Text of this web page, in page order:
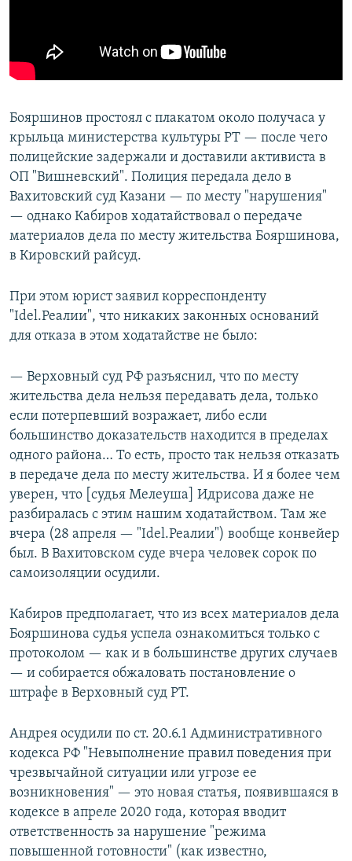
Бояршинов простоял с плакатом около получаса у
крыльца министерства культуры РТ — после чего
полицейские задержали и доставили активиста в
ОП "Вишневский". Полиция передала дело в
Вахитовский суд Казани — по месту "нарушения"
— однако Кабиров ходатайствовал о передаче
материалов дела по месту жительства Бояршинова,
в Кировский райсуд.
При этом юрист заявил корреспонденту
"Idel.Реалии", что никаких законных оснований
для отказа в этом ходатайстве не было:
— Верховный суд РФ разъяснил, что по месту
жительства дела нельзя передавать дела, только
если потерпевший возражает, либо если
большинство доказательств находится в пределах
одного района… То есть, просто так нельзя отказать
в передаче дела по месту жительства. И я более чем
уверен, что [судья Мелеуша] Идрисова даже не
разбиралась с этим нашим ходатайством. Там же
вчера (28 апреля — "Idel.Реалии") вообще конвейер
был. В Вахитовском суде вчера человек сорок по
самоизоляции осудили.
Кабиров предполагает, что из всех материалов дела
Бояршинова судья успела ознакомиться только с
протоколом — как и в большинстве других случаев
— и собирается обжаловать постановление о
штрафе в Верховный суд РТ.
Андрея осудили по ст. 20.6.1 Административного
кодекса РФ "Невыполнение правил поведения при
чрезвычайной ситуации или угрозе ее
возникновения" — это новая статья, появившаяся в
кодексе в апреле 2020 года, которая вводит
ответственность за нарушение "режима
повышенной готовности" (как известно,